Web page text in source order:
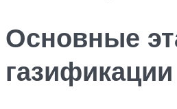
Основные
газификации